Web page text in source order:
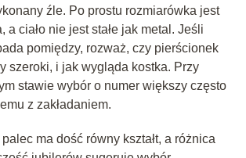
źle. Po prostu rozmiarówka jest
a ciało nie jest stałe jak metal. Jeśli
pomiędzy, rozważ, czy pierścionek
szeroki, i jak wygląda kostka. Przy
stawie wybór o numer większy często
z zakładaniem.
ma dość równy kształt, a różnica